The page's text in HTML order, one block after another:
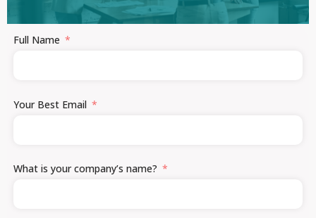
Full Name
Your Best Email
What is your company’s name?